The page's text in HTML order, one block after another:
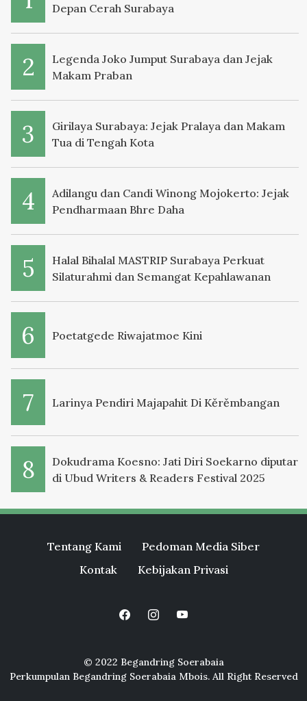
Depan Cerah Surabaya
Legenda Joko Jumput Surabaya dan Jejak
Makam Praban
Girilaya Surabaya: Jejak Pralaya dan Makam
Tua di Tengah Kota
Adilangu dan Candi Winong Mojokerto: Jejak
Pendharmaan Bhre Daha
Halal Bihalal MASTRIP Surabaya Perkuat
Silaturahmi dan Semangat Kepahlawanan
Poetatgede Riwajatmoe Kini
Larinya Pendiri Majapahit Di Kěrěmbangan
Dokudrama Koesno: Jati Diri Soekarno diputar
di Ubud Writers & Readers Festival 2025
Tentang Kami
Pedoman Media Siber
Kontak
Kebijakan Privasi
© 2022 Begandring Soerabaia
Perkumpulan Begandring Soerabaia Mbois. All Right Reserved